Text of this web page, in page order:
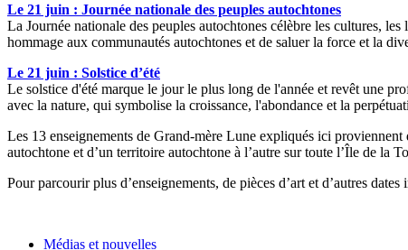
Le 21 juin : Journée nationale des peuples autochtones
La Journée nationale des peuples autochtones célèbre les cultures,
hommage aux communautés autochtones et de saluer la force et la
Le 21 juin : Solstice d’été
Le solstice d'été marque le jour le plus long de l'année et revêt une
avec la nature, qui symbolise la croissance, l'abondance et la
Les 13 enseignements de Grand-mère Lune expliqués ici proviennent
autochtone et d’un territoire autochtone à l’autre sur toute l’Île de la
Pour parcourir plus d’enseignements, de pièces d’art et d’autres
Médias et nouvelles